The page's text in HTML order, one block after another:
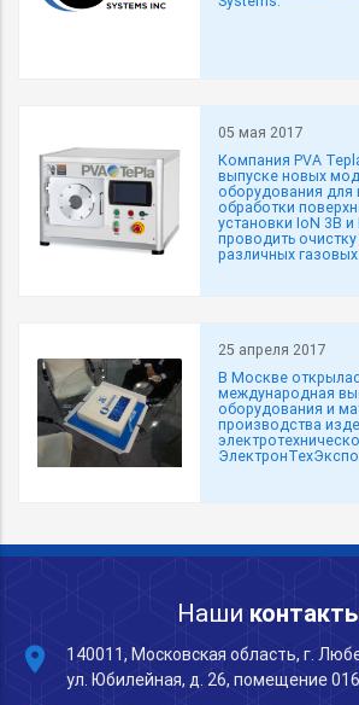
05 мая 2017
Компания PVA
выпуске новых
оборудования для
обработки
установки IoN 3B
проводить
различных
25 апреля 2017
В Москве
международная
оборудования и
производства
Наши
place
140011, Московская область, г.
ул. Юбилейная, д. 26, помещение 016